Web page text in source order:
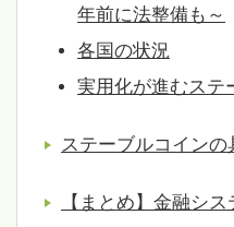
年前に法整備も～
各国の状況
実用化が進むステ
ステーブルコイン
【まとめ】金融シ